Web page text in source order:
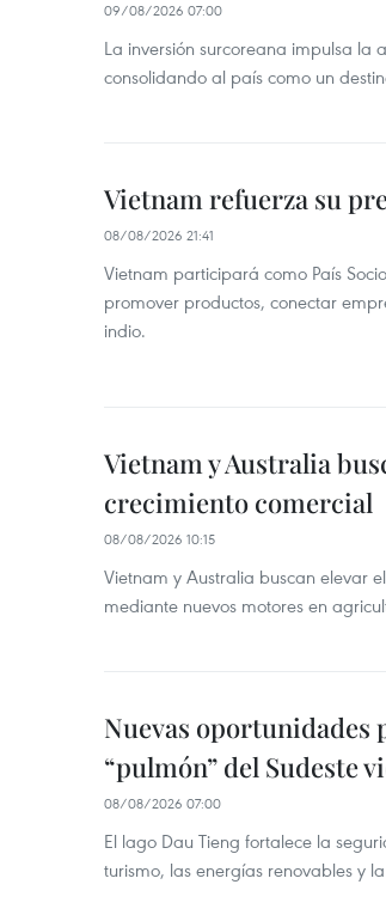
09/08/2026 07:00
La inversión surcoreana impulsa la
consolidando al país como un
Vietnam refuerza su
08/08/2026 21:41
Vietnam participará como País
promover productos, conectar
indio.
Vietnam y Australia
crecimiento comercial
08/08/2026 10:15
Vietnam y Australia buscan elevar
mediante nuevos motores en
Nuevas oportunidades
“pulmón” del Sudeste
08/08/2026 07:00
El lago Dau Tieng fortalece la
turismo, las energías renovables y